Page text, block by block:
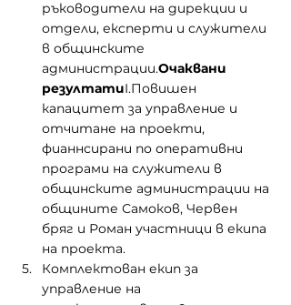
ръководители на дирекции и
отдели, експерти и служители
в общинските
администрации.Очаквани
резултатиI.Повишен
капацитет за управление и
отчитане на проекти,
фианнсирани по оперативни
програми на служители в
общинските администрации на
общините Самоков, Червен
бряг и Роман участници в екипа
на проекта.
Комплектован екип за
управление на